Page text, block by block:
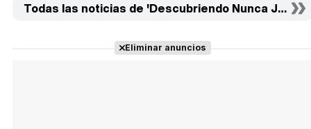
Todas las noticias de 'Descubriendo Nunca
Eliminar anuncios